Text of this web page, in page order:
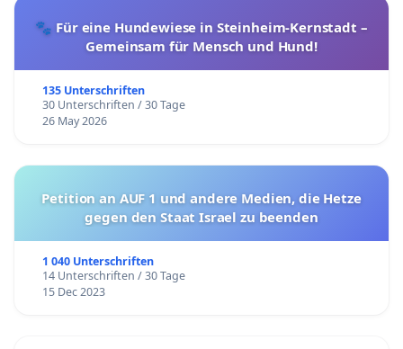
🐾 Für eine Hundewiese in Steinheim-Kernstadt –
Gemeinsam für Mensch und Hund!
135 Unterschriften
30 Unterschriften / 30 Tage
26 May 2026
Petition an AUF 1 und andere Medien, die Hetze
gegen den Staat Israel zu beenden
1 040 Unterschriften
14 Unterschriften / 30 Tage
15 Dec 2023